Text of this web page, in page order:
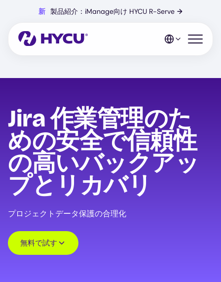
content
新 製品紹介：iManage向け HYCU R-Serve →
Open
Jira 作業管理のた
めの安全で信頼性
の高いバックアッ
プとリカバリ
プロジェクトデータ保護の合理化
無料で試す